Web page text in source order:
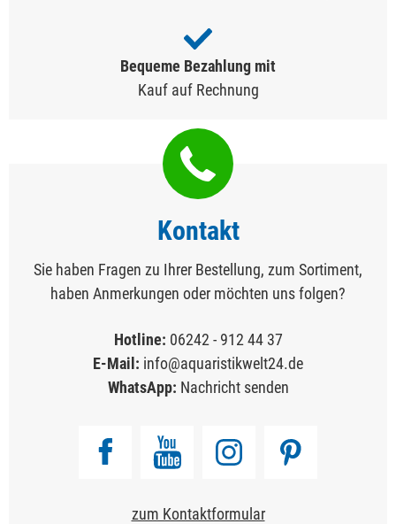
Bequeme Bezahlung mit
Kauf auf Rechnung
Kontakt
Sie haben Fragen zu Ihrer Bestellung, zum Sortiment,
haben Anmerkungen oder möchten uns folgen?
Hotline: 06242 - 912 44 37
E-Mail: info@aquaristikwelt24.de
WhatsApp: Nachricht senden
zum Kontaktformular